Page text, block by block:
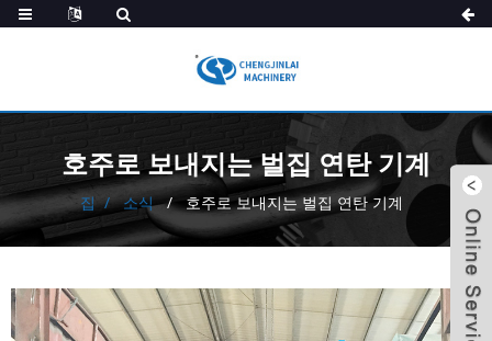
호주로 보내지는 벌집 연탄 기계
집 소식 호주로 보내지는 벌집 연탄 기계